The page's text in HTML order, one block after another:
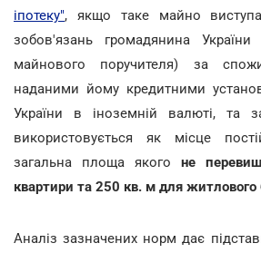
іпотеку", якщо таке майно
зобов'язань громадянина
майнового поручителя) за
наданими йому кредитними
України в іноземній валюті,
використовується як місце
загальна площа якого не
квартири та 250 кв. м для житлового
Аналіз зазначених норм дає